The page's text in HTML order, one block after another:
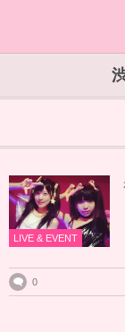
LIVE & EVENT
0
ICHIJO AOI
PINK PLANET
HAJIRAI RESCUE JPN
Farout
NEWS&TOPIC
STREAMING
CONTENTS
MAINTENANCE